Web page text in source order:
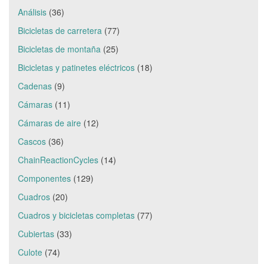
Análisis (36)
Bicicletas de carretera (77)
Bicicletas de montaña (25)
Bicicletas y patinetes eléctricos (18)
Cadenas (9)
Cámaras (11)
Cámaras de aire (12)
Cascos (36)
ChainReactionCycles (14)
Componentes (129)
Cuadros (20)
Cuadros y bicicletas completas (77)
Cubiertas (33)
Culote (74)